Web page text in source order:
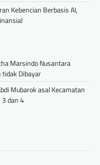
Kebencian Berbasis AI,
Marsindo Nusantara
tidak Dibayar
Mubarok asal Kecamatan
dan 4